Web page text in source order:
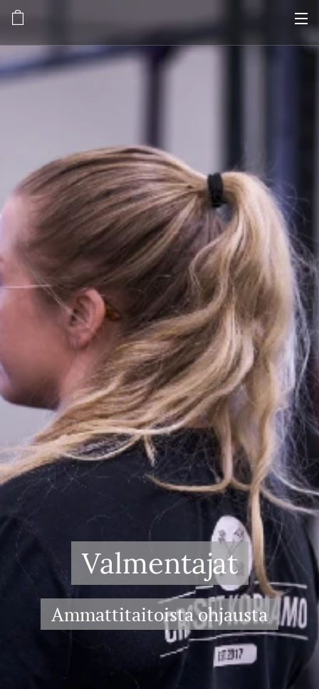
Valmentajat
Ammattitaitoista ohjausta